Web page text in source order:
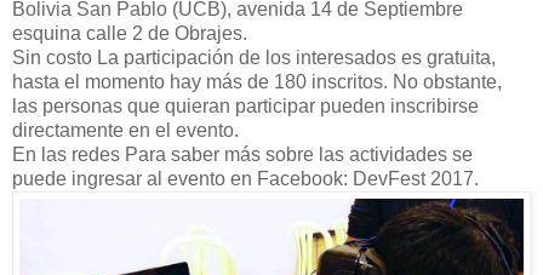
Bolivia San Pablo (UCB), avenida 14 de Septiembre
esquina calle 2 de Obrajes.
Sin costo La participación de los interesados es gratuita,
hasta el momento hay más de 180 inscritos. No obstante,
las personas que quieran participar pueden inscribirse
directamente en el evento.
En las redes Para saber más sobre las actividades se
puede ingresar al evento en Facebook: DevFest 2017.